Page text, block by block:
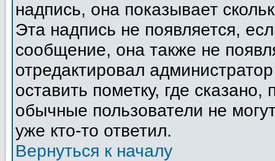
надпись, она показывает
Эта надпись не появляется,
сообщение, она также не
отредактировал
оставить пометку, где
обычные пользователи не
уже кто-то ответил.
Вернуться к началу